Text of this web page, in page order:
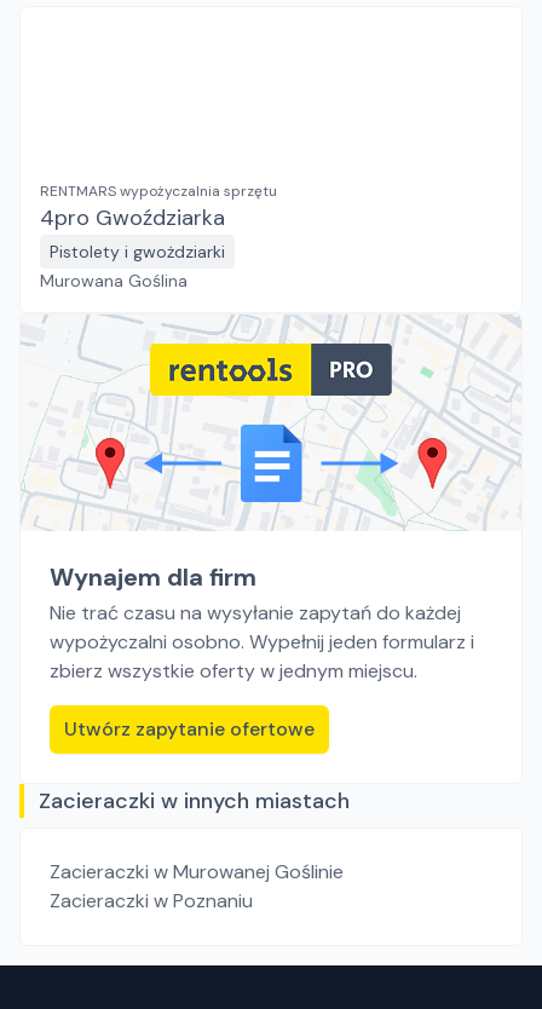
RENTMARS wypożyczalnia sprzętu
4pro Gwoździarka
Pistolety i gwożdziarki
Murowana Goślina
Wynajem dla firm
Nie trać czasu na wysyłanie zapytań do każdej
wypożyczalni osobno. Wypełnij jeden formularz i
zbierz wszystkie oferty w jednym miejscu.
Utwórz zapytanie ofertowe
Zacieraczki w innych miastach
Zacieraczki w Murowanej Goślinie
Zacieraczki w Poznaniu